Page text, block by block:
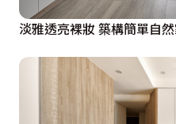
淡雅透亮裸妝 築構簡單自